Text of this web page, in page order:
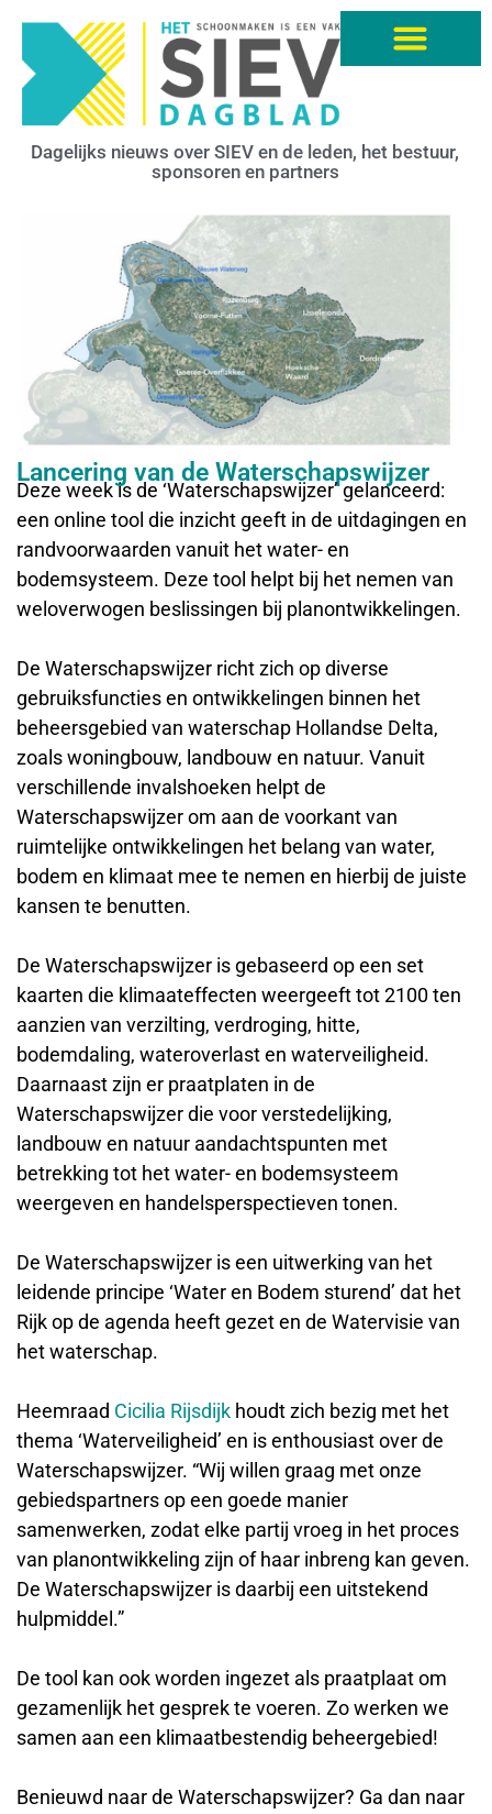
Dagelijks nieuws over SIEV en de leden, het bestuur,
sponsoren en partners
Lancering van de Waterschapswijzer
Deze week is de ‘Waterschapswijzer’ gelanceerd:
een online tool die inzicht geeft in de uitdagingen en
randvoorwaarden vanuit het water- en
bodemsysteem. Deze tool helpt bij het nemen van
weloverwogen beslissingen bij planontwikkelingen.
De Waterschapswijzer richt zich op diverse
gebruiksfuncties en ontwikkelingen binnen het
beheersgebied van waterschap Hollandse Delta,
zoals woningbouw, landbouw en natuur. Vanuit
verschillende invalshoeken helpt de
Waterschapswijzer om aan de voorkant van
ruimtelijke ontwikkelingen het belang van water,
bodem en klimaat mee te nemen en hierbij de juiste
kansen te benutten.
De Waterschapswijzer is gebaseerd op een set
kaarten die klimaateffecten weergeeft tot 2100 ten
aanzien van verzilting, verdroging, hitte,
bodemdaling, wateroverlast en waterveiligheid.
Daarnaast zijn er praatplaten in de
Waterschapswijzer die voor verstedelijking,
landbouw en natuur aandachtspunten met
betrekking tot het water- en bodemsysteem
weergeven en handelsperspectieven tonen.
De Waterschapswijzer is een uitwerking van het
leidende principe ‘Water en Bodem sturend’ dat het
Rijk op de agenda heeft gezet en de Watervisie van
het waterschap.
Heemraad Cicilia Rijsdijk houdt zich bezig met het
thema ‘Waterveiligheid’ en is enthousiast over de
Waterschapswijzer. “Wij willen graag met onze
gebiedspartners op een goede manier
samenwerken, zodat elke partij vroeg in het proces
van planontwikkeling zijn of haar inbreng kan geven.
De Waterschapswijzer is daarbij een uitstekend
hulpmiddel.”
De tool kan ook worden ingezet als praatplaat om
gezamenlijk het gesprek te voeren. Zo werken we
samen aan een klimaatbestendig beheergebied!
Benieuwd naar de Waterschapswijzer? Ga dan naar